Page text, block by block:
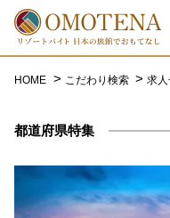
ホーム
主な職種
初めての方へ
お問い合わせ
HOME こだわり検索 求
都道府県特集